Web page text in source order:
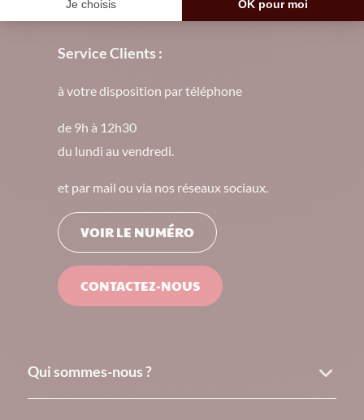
26202 Montélimar Cedex – FRANCE
Service Clients :
à votre disposition par téléphone
de 9h à 12h30
du lundi au vendredi.
et par mail ou via nos réseaux sociaux.
VOIR LE NUMÉRO
CONTACTEZ-NOUS
Qui sommes-nous ?